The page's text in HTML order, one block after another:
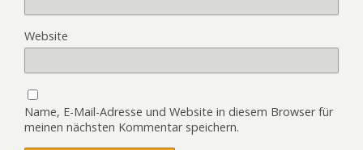
Website
Name, E-Mail-Adresse und Website in diesem Browser für
meinen nächsten Kommentar speichern.